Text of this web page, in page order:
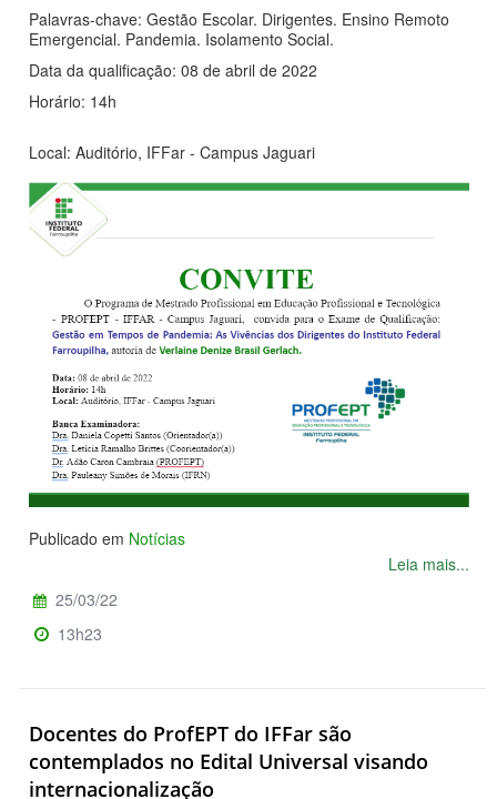
Palavras-chave: Gestão Escolar. Dirigentes. Ensino Remoto
Emergencial. Pandemia. Isolamento Social.
Data da qualificação: 08 de abril de 2022
Horário: 14h
Local: Auditório, IFFar - Campus Jaguari
Publicado em Notícias
Leia mais...
25/03/22
13h23
Docentes do ProfEPT do IFFar são
contemplados no Edital Universal visando
internacionalização